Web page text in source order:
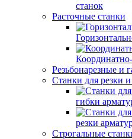
станок
Расточные станки
Резьбонарезные и
Станки для резки
гибки
резки
Строгальные